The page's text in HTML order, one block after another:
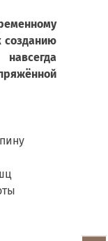
созданию